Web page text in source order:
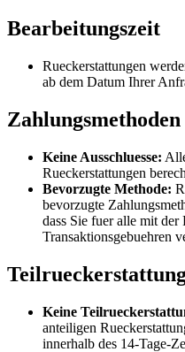
Bearbeitungszeit
Rueckerstattungen
ab dem Datum Ihrer
Zahlungsmethoden
Keine Ausschluesse:
Rueckerstattungen
Bevorzugte Methode:
bevorzugte
dass Sie fuer alle mit der
Transaktionsgebuehren
Keine
anteiligen
innerhalb des 14-Tage-